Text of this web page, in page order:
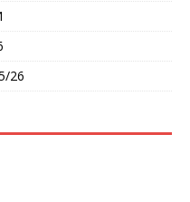
26